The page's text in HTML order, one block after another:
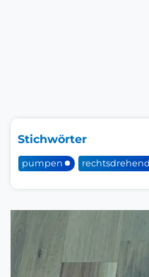
Stichwörter
pumpen rechtsdrehend